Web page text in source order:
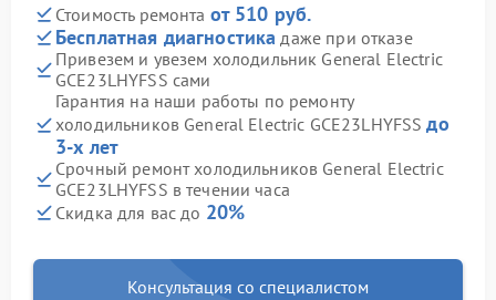
Стоимость ремонта от 510 руб.
Бесплатная диагностика даже при отказе
Привезем и увезем холодильник General Electric
GCE23LHYFSS сами
Гарантия на наши работы по ремонту
холодильников General Electric GCE23LHYFSSдо
3-х лет
Срочный ремонт холодильников General Electric
GCE23LHYFSS в течении часа
Скидка для вас до 20%
Консультация со специалистом